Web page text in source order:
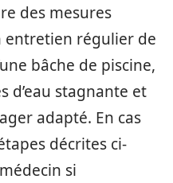
des mesures
entretien régulier de
bâche de piscine,
d’eau stagnante et
adapté. En cas
décrites ci-
si